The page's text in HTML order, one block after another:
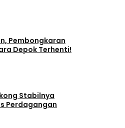
Pembongkaran
Depok Terhenti!
Stabilnya
Perdagangan